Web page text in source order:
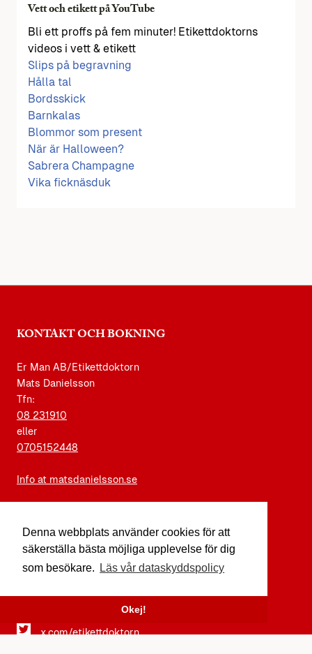
Denna webbplats använder cookies för att
säkerställa bästa möjliga upplevelse för dig
som besökare.
Läs vår dataskyddspolicy
Okej!
Vett och etikett på YouTube
Bli ett proffs på fem minuter! Etikettdoktorns
videos i vett & etikett
Slips på begravning
Hålla tal
Bordsskick
Barnkalas
Blommor som present
När är Halloween?
Sabrera Champagne
Vika ficknäsduk
KONTAKT OCH BOKNING
Er Man AB/Etikettdoktorn
Mats Danielsson
Tfn:
08 231910
eller
0705152448
Info at matsdanielsson.se
ETTIKETDOKTORN I SOCIALA MEDIER
instagram.com/etikettdoktorn
youtube.com/etikettdoktorn
x.com/etikettdoktorn